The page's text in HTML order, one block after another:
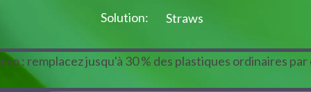
Solution: Straws